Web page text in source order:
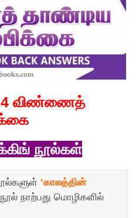
விண்ணைத்
நூல்கள்
‘காலத்தின்
நாற்பது மொழிகளில்